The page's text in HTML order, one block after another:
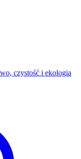
czystość i ekologia